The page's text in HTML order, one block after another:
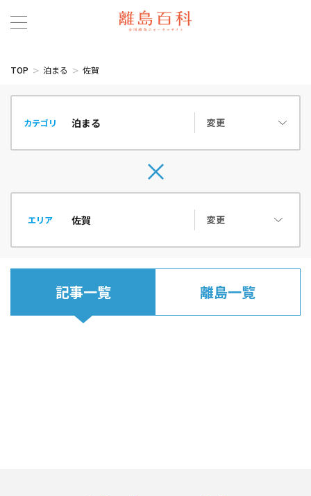
TOP 泊まる 佐賀
カテゴリ 変更
エリア 変更
記事一覧 離島一覧